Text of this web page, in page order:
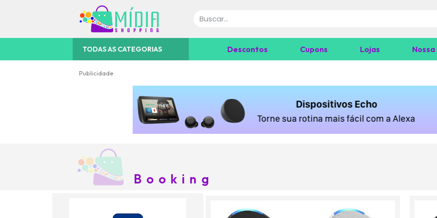
TODAS AS CATEGORIAS Descontos Cupons Lojas Nossa
Publicidade
Booking